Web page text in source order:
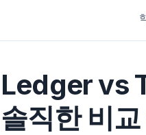
Ledger vs
솔직한 비